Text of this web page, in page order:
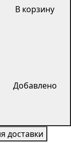
В корзину
Добавлено
доставки